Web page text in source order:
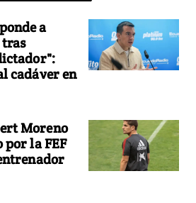
a
cadáver en
Moreno
por la FEF